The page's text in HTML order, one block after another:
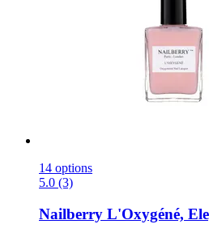
14 options
5.0 (3)
Nailberry L'Oxygéné,